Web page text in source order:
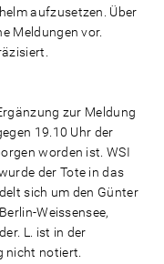
aufzusetzen. Über
Meldungen vor.
zur Meldung
19.10 Uhr der
worden ist. WSI
der Tote in das
sich um den Günter
Weissensee,
L. ist in der
nicht notiert.